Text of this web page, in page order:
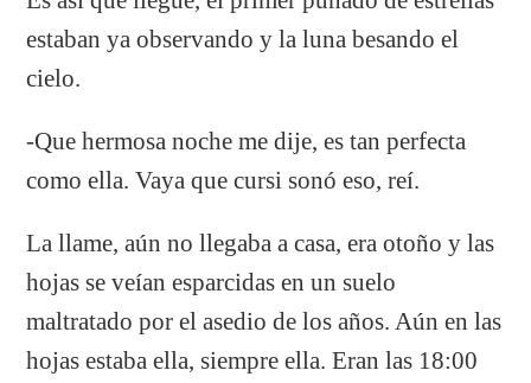
estaban ya observando y la luna besando el
cielo.
-Que hermosa noche me dije, es tan perfecta
como ella. Vaya que cursi sonó eso, reí.
La llame, aún no llegaba a casa, era otoño y las
hojas se veían esparcidas en un suelo
maltratado por el asedio de los años. Aún en las
hojas estaba ella, siempre ella. Eran las 18:00